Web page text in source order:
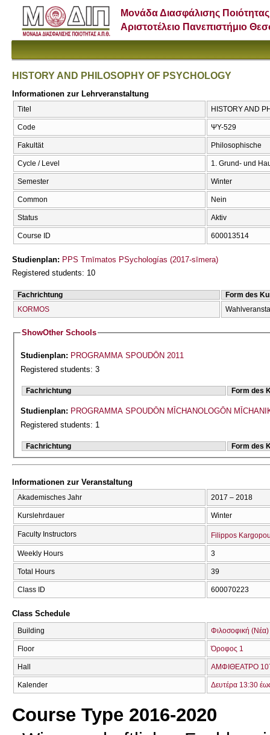
Μονάδα Διασφάλισης Ποιότητας
Αριστοτέλειο Πανεπιστήμιο
HISTORY AND PHILOSOPHY OF PSYCHOLOGY
Informationen zur Lehrveranstaltung
Titel HISTORY AND
Code ΨΥ-529
Fakultät Philosophische
Cycle / Level 1. Grund- und
Semester Winter
Common Nein
Status Aktiv
Course ID 600013514
Studienplan: PPS Tmīmatos PSychologías (2017-sīmera)
Registered students: 10
Fachrichtung
Form des
KORMOS
ShowOther Schools
Studienplan: PROGRAMMA SPOUDŌN 2011
Registered students: 3
Fachrichtung Form des
Studienplan: PROGRAMMA SPOUDŌN MĪCΗANOLOGŌN
Registered students: 1
Fachrichtung Form des
Informationen zur Veranstaltung
Akademisches Jahr 2017 – 2018
Kurslehrdauer Winter
Faculty Instructors Filippos
Weekly Hours 3
Total Hours 39
Class ID 600070223
Class Schedule
Building Φιλοσοφική (Νέα)
Floor Όροφος 1
Hall ΑΜΦΙΘΕΑΤΡΟ
Kalender Δευτέρα 13:30
Course Type 2016-2020